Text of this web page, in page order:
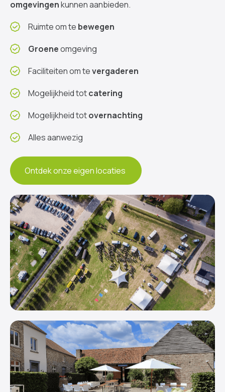
omgevingenkunnen aanbieden.
Ruimte om te bewegen
Groeneomgeving
Faciliteiten om tevergaderen
Mogelijkheid totcatering
Mogelijkheid totovernachting
Alles aanwezig
Ontdek onze eigen locaties